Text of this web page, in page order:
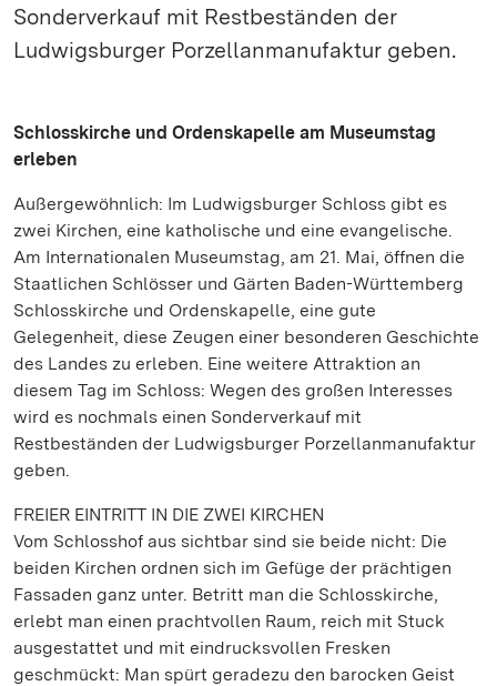
Sonderverkauf mit Restbeständen der
Ludwigsburger Porzellanmanufaktur geben.
Schlosskirche und Ordenskapelle am Museumstag
erleben
Außergewöhnlich: Im Ludwigsburger Schloss gibt es
zwei Kirchen, eine katholische und eine evangelische.
Am Internationalen Museumstag, am 21. Mai, öffnen die
Staatlichen Schlösser und Gärten Baden-Württemberg
Schlosskirche und Ordenskapelle, eine gute
Gelegenheit, diese Zeugen einer besonderen Geschichte
des Landes zu erleben. Eine weitere Attraktion an
diesem Tag im Schloss: Wegen des großen Interesses
wird es nochmals einen Sonderverkauf mit
Restbeständen der Ludwigsburger Porzellanmanufaktur
geben.
FREIER EINTRITT IN DIE ZWEI KIRCHEN
Vom Schlosshof aus sichtbar sind sie beide nicht: Die
beiden Kirchen ordnen sich im Gefüge der prächtigen
Fassaden ganz unter. Betritt man die Schlosskirche,
erlebt man einen prachtvollen Raum, reich mit Stuck
ausgestattet und mit eindrucksvollen Fresken
geschmückt: Man spürt geradezu den barocken Geist